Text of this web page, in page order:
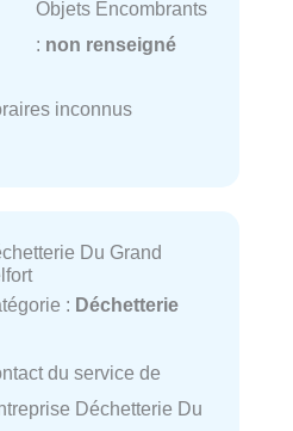
Objets Encombrants
: non renseigné
inconnus
Du Grand
: Déchetterie
du service de
Déchetterie Du